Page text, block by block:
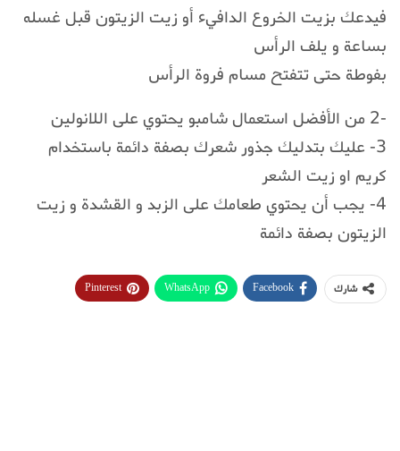
فيدعك بزيت الخروع الدافيء أو زيت الزيتون قبل غسله
بساعة و يلف الرأس
بفوطة حتى تتفتح مسام فروة الرأس
-2 من الأفضل استعمال شامبو يحتوي على اللانولين
3- عليك بتدليك جذور شعرك بصفة دائمة باستخدام
كريم او زيت الشعر
4- يجب أن يحتوي طعامك على الزبد و القشدة و زيت
الزيتون بصفة دائمة
شارك Facebook
WhatsApp
Pinterest